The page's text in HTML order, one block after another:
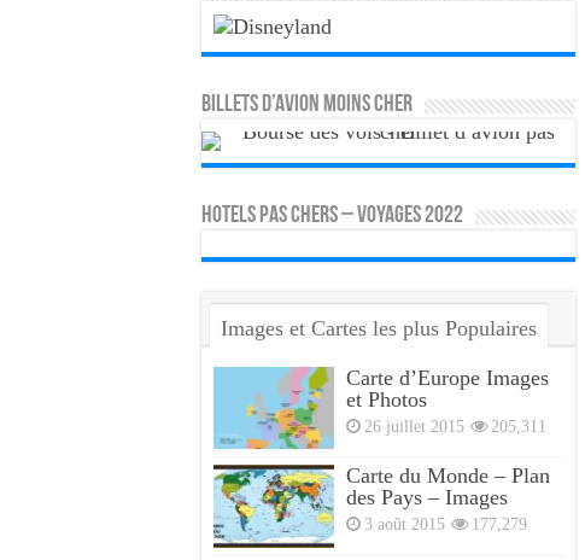
Billets d’avion moins cher
HOTELS PAS CHERS – VOYAGES 2022
Images et Cartes les plus Populaires
Carte d’Europe Images
et Photos
26 juillet 2015 205,311
Carte du Monde – Plan
des Pays – Images
3 août 2015 177,279